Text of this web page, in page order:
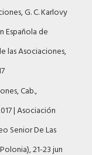
G. C. Karlovy
Española de
las Asociaciones,
Cab.,
| Asociación
Senior De Las
21-23 jun